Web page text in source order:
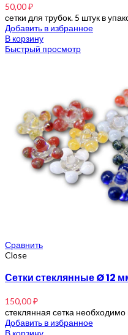
50,00₽
сетки для трубок. 5 штук в
Добавить в избранное
В корзину
Быстрый просмотр
Сравнить
Close
Сетки стеклянные Ø 12
150,00₽
стеклянная сетка
Добавить в избранное
В корзину